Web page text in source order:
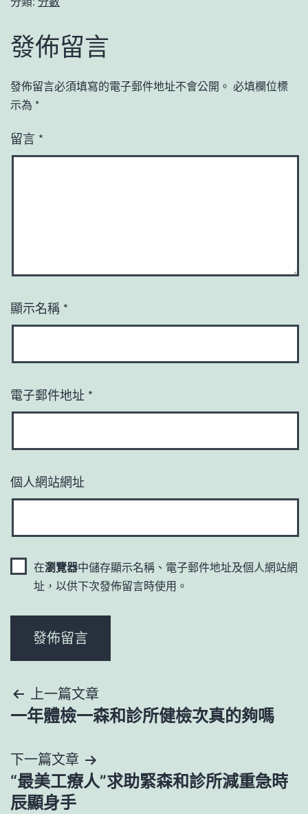
發佈留言
發佈留言必須填寫的電子郵件地址不會公開。 必填欄位標
示為 *
留言 *
顯示名稱 *
電子郵件地址 *
個人網站網址
在瀏覽器中儲存顯示名稱、電子郵件地址及個人網站網
址，以供下次發佈留言時使用。
文
章
導
覽
上一篇文章
一年體檢一森和診所健檢次真的夠嗎
下一篇文章
“最美工療人”求助緊森和診所減重急時
辰顯身手